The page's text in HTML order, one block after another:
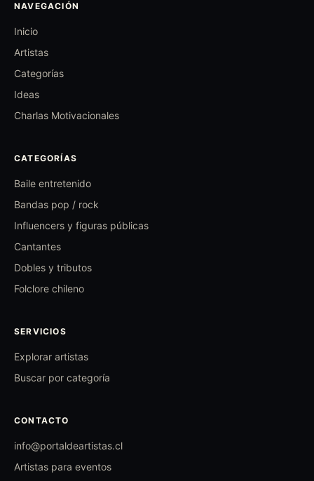
NAVEGACIÓN
Inicio
Artistas
Categorías
Ideas
Charlas Motivacionales
CATEGORÍAS
Baile entretenido
Bandas pop / rock
Influencers y figuras públicas
Cantantes
Dobles y tributos
Folclore chileno
SERVICIOS
Explorar artistas
Buscar por categoría
CONTACTO
info@portaldeartistas.cl
Artistas para eventos